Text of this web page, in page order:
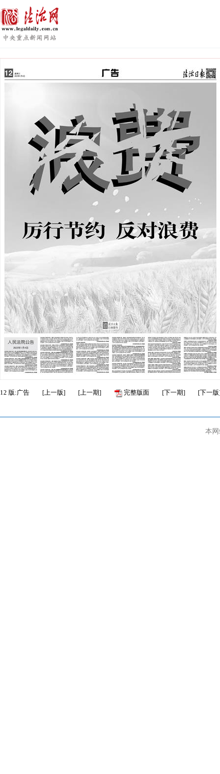
12 版:广告 [上一版] [上一期] 完整版面 [下一期] [下一版
本